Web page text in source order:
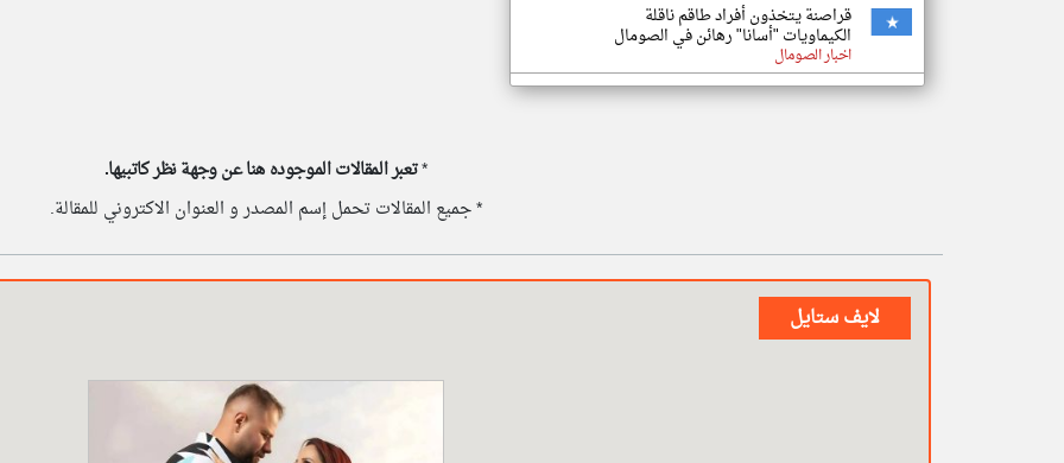
قراصنة يتخذون أفراد طاقم ناقلة
الكيماويات "أسانا" رهائن في الصومال
اخبار الصومال
*تعبر المقالات الموجوده هنا عن وجهة نظر كاتبيها.
* جميع المقالات تحمل إسم المصدر و العنوان الاكتروني للمقالة.
لايف ستايل